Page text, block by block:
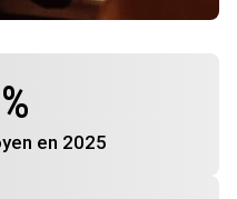
%
en 2025